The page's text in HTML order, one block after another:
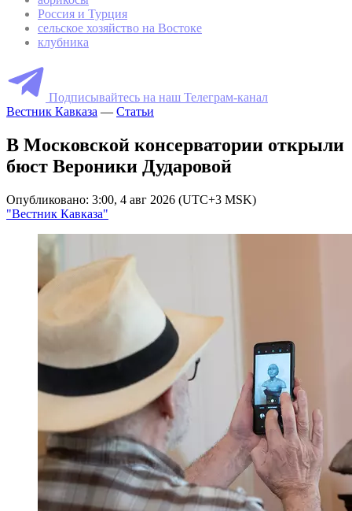
4300 просмотров
Вам может быть интересно
Россия разрешила помидоры из Казахстана
17:01, 17 янв 2025
Все новости
Новости России
Новости Турции
Новости Экономики
абрикосы
сельское хозяйство на Востоке
клубника
Подписывайтесь на наш Телеграм-канал
Вестник Кавказа
Статьи
В Московской консерватории открыли
бюст Вероники Дударовой